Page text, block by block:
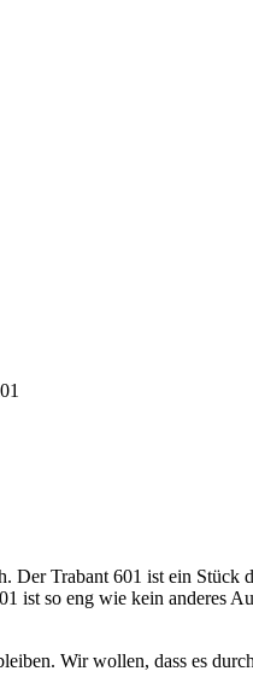
Trabant 601 ist ein Stück
ist so eng wie kein anderes
Wir wollen, dass es